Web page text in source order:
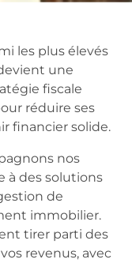
les plus élevés
une
fiscale
réduire ses
financier solide.
nos
à des solutions
de
immobilier.
tirer parti des
revenus, avec